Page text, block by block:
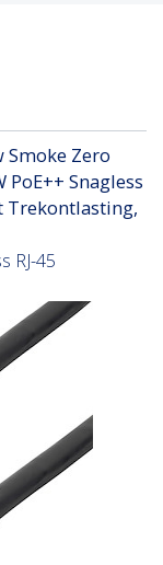
Smoke Zero
PoE++ Snagless
Trekontlasting,
RJ-45